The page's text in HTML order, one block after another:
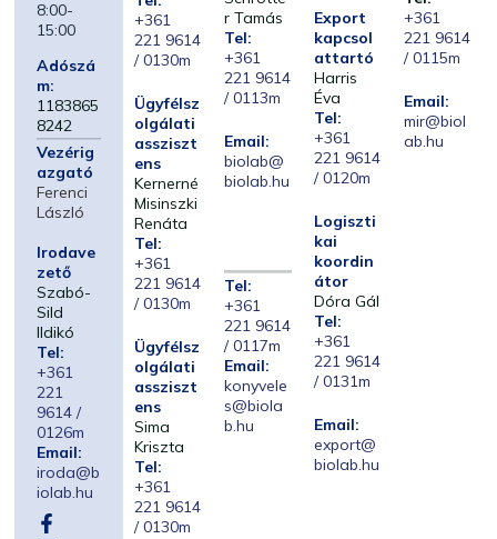
8:00-
15:00
Adószá
m:
1183865
8242
Vezérig
azgató
Ferenci
László
Irodave
zető
Szabó-
Sild
Ildikó
Tel:
+361
221
9614 /
0126m
Email:
iroda@b
iolab.hu
+361
221 9614
/ 0130m
Ügyfélsz
olgálati
assziszt
ens
Kernerné
Misinszki
Renáta
Tel:
+361
221 9614
/ 0130m
Ügyfélsz
olgálati
assziszt
ens
Sima
Kriszta
Tel:
+361
221 9614
/ 0130m
r Tamás
Tel:
+361
221 9614
/ 0113m
Email:
biolab@
biolab.hu
Tel:
+361
221 9614
/ 0117m
Email:
konyvele
s@biola
b.hu
Export
kapcsol
attartó
Harris
Éva
Tel:
+361
221 9614
/ 0120m
Logiszti
kai
koordin
átor
Dóra Gál
Tel:
+361
221 9614
/ 0131m
Email:
export@
biolab.hu
+361
221 9614
/ 0115m
Email:
mir@biol
ab.hu